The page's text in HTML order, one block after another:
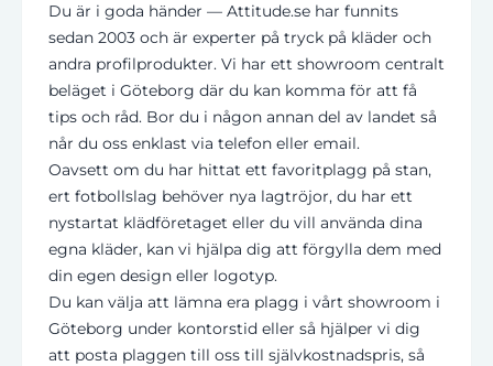
Du är i goda händer — Attitude.se har funnits
sedan 2003 och är experter på tryck på kläder och
andra profilprodukter. Vi har ett showroom centralt
beläget i Göteborg där du kan komma för att få
tips och råd. Bor du i någon annan del av landet så
når du oss enklast via telefon eller email.
Oavsett om du har hittat ett favoritplagg på stan,
ert fotbollslag behöver nya lagtröjor, du har ett
nystartat klädföretaget eller du vill använda dina
egna kläder, kan vi hjälpa dig att förgylla dem med
din egen design eller logotyp.
Du kan välja att lämna era plagg i vårt showroom i
Göteborg under kontorstid eller så hjälper vi dig
att posta plaggen till oss till självkostnadspris, så